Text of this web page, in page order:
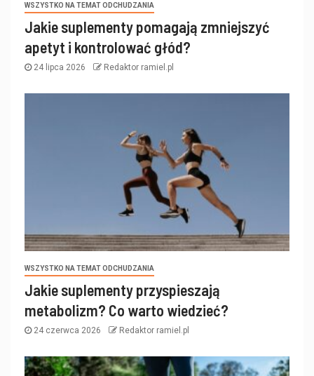
WSZYSTKO NA TEMAT ODCHUDZANIA
Jakie suplementy pomagają zmniejszyć
apetyt i kontrolować głód?
24 lipca 2026 Redaktor ramiel.pl
WSZYSTKO NA TEMAT ODCHUDZANIA
Jakie suplementy przyspieszają
metabolizm? Co warto wiedzieć?
24 czerwca 2026 Redaktor ramiel.pl